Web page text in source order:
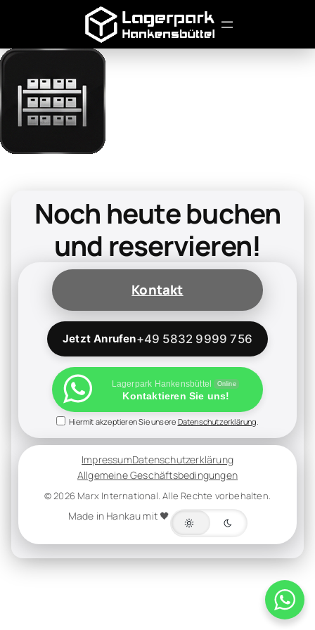
Noch heute buchen
und reservieren!
Kontakt
Jetzt Anrufen+49 5832 9999 756
Lagerpark Hankensbüttel Online
Kontaktieren Sie uns!
Hiermit akzeptieren Sie unsere Datenschutzerklärung.
ImpressumDatenschutzerklärung
Allgemeine Geschäftsbedingungen
© 2026 Marx International. Alle Rechte vorbehalten.
Made in Hankau mit 🖤